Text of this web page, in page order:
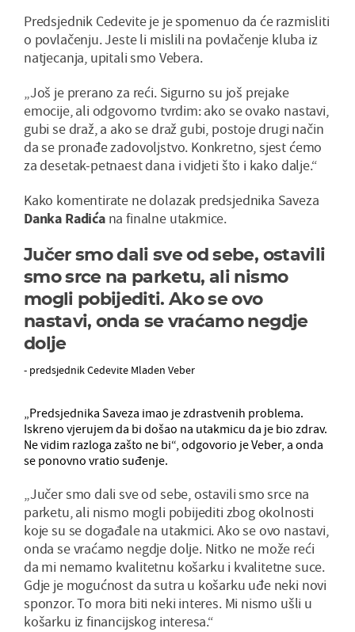
Predsjednik Cedevite je je spomenuo da će razmisliti
o povlačenju. Jeste li mislili na povlačenje kluba iz
natjecanja, upitali smo Vebera.
„Još je prerano za reći. Sigurno su još prejake
emocije, ali odgovorno tvrdim: ako se ovako nastavi,
gubi se draž, a ako se draž gubi, postoje drugi način
da se pronađe zadovoljstvo. Konkretno, sjest ćemo
za desetak-petnaest dana i vidjeti što i kako dalje.“
Kako komentirate ne dolazak predsjednika Saveza
Danka Radićana finalne utakmice.
Jučer smo dali sve od sebe, ostavili
smo srce na parketu, ali nismo
mogli pobijediti. Ako se ovo
nastavi, onda se vraćamo negdje
dolje
- predsjednik Cedevite Mladen Veber
„Predsjednika Saveza imao je zdrastvenih problema.
Iskreno vjerujem da bi došao na utakmicu da je bio zdrav.
Ne vidim razloga zašto ne bi“, odgovorio je Veber, a onda
se ponovno vratio suđenje.
„Jučer smo dali sve od sebe, ostavili smo srce na
parketu, ali nismo mogli pobijediti zbog okolnosti
koje su se događale na utakmici. Ako se ovo nastavi,
onda se vraćamo negdje dolje. Nitko ne može reći
da mi nemamo kvalitetnu košarku i kvalitetne suce.
Gdje je mogućnost da sutra u košarku uđe neki novi
sponzor. To mora biti neki interes. Mi nismo ušli u
košarku iz financijskog interesa.“